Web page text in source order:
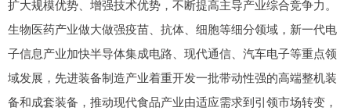
扩大规模优势、增强技术优势，不断提高主导产业综合竞争力。
生物医药产业做大做强疫苗、抗体、细胞等细分领域，新一代电
子信息产业加快半导体集成电路、现代通信、汽车电子等重点领
域发展，先进装备制造产业着重开发一批带动性强的高端整机装
备和成套装备，推动现代食品产业由适应需求到引领市场转变，